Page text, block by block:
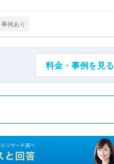
例あり
料金・事例を見る